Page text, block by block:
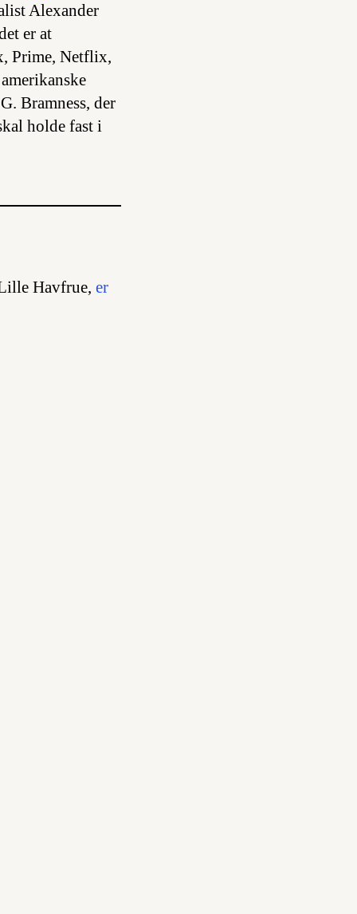
Alexander
er at
Prime, Netflix,
Bramness, der
holde fast i
Havfrue, er